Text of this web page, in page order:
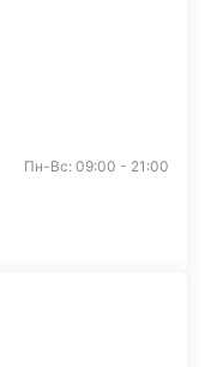
Пн-Вс: 09:00 - 21:00